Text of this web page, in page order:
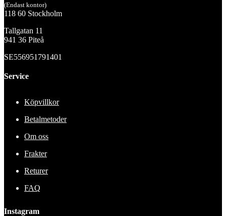
(Endast kontor)
118 60 Stockholm
Tallgatan 11
941 36 Piteå
SE556951791401
Service
Köpvillkor
Betalmetoder
Om oss
Frakter
Returer
FAQ
Instagram